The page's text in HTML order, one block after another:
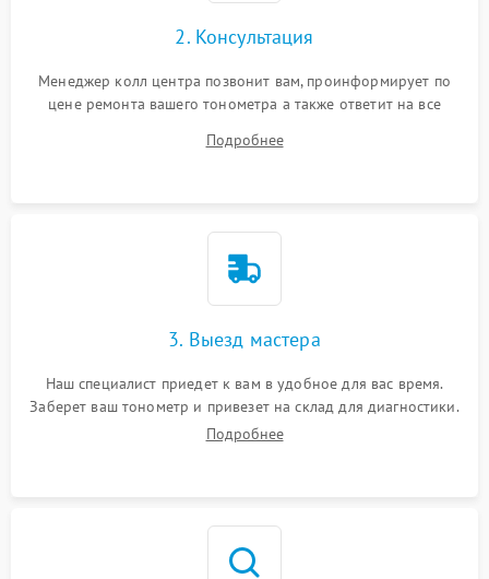
2. Консультация
Менеджер колл центра позвонит вам, проинформирует по
цене ремонта вашего тонометра а также ответит на все
Подробнее
3. Выезд мастера
Наш специалист приедет к вам в удобное для вас время.
Заберет ваш тонометр и привезет на склад для диагностики.
Подробнее